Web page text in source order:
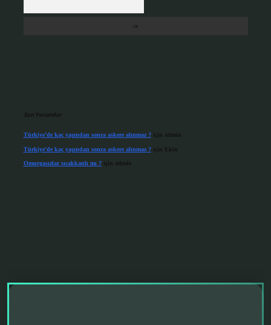
Son Yorumlar
Türkiye’de kaç yaşından sonra askere alınmaz ?için admin
Türkiye’de kaç yaşından sonra askere alınmaz ?için Ekin
Omurgasızlar sıcakkanlı mı ?için admin